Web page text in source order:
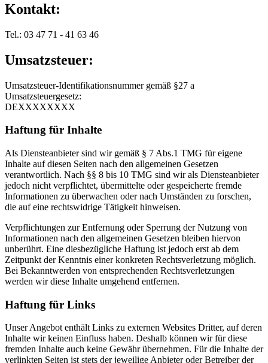
Kontakt:
Tel.: 03 47 71 - 41 63 46
Umsatzsteuer:
Umsatzsteuer-Identifikationsnummer gemäß §27 a
Umsatzsteuergesetz:
DEXXXXXXXX
Haftung für Inhalte
Als Diensteanbieter sind wir gemäß § 7 Abs.1 TMG für eigene
Inhalte auf diesen Seiten nach den allgemeinen Gesetzen
verantwortlich. Nach §§ 8 bis 10 TMG sind wir als Diensteanbieter
jedoch nicht verpflichtet, übermittelte oder gespeicherte fremde
Informationen zu überwachen oder nach Umständen zu forschen,
die auf eine rechtswidrige Tätigkeit hinweisen.
Verpflichtungen zur Entfernung oder Sperrung der Nutzung von
Informationen nach den allgemeinen Gesetzen bleiben hiervon
unberührt. Eine diesbezügliche Haftung ist jedoch erst ab dem
Zeitpunkt der Kenntnis einer konkreten Rechtsverletzung möglich.
Bei Bekanntwerden von entsprechenden Rechtsverletzungen
werden wir diese Inhalte umgehend entfernen.
Haftung für Links
Unser Angebot enthält Links zu externen Websites Dritter, auf deren
Inhalte wir keinen Einfluss haben. Deshalb können wir für diese
fremden Inhalte auch keine Gewähr übernehmen. Für die Inhalte der
verlinkten Seiten ist stets der jeweilige Anbieter oder Betreiber der